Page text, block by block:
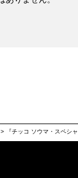
> 『チッコ ソウマ・スペシャ